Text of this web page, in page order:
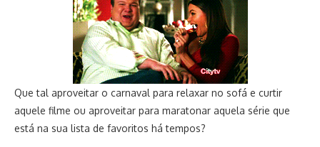
Que tal aproveitar o carnaval para relaxar no sofá e curtir
aquele filme ou aproveitar para maratonar aquela série que
está na sua lista de favoritos há tempos?